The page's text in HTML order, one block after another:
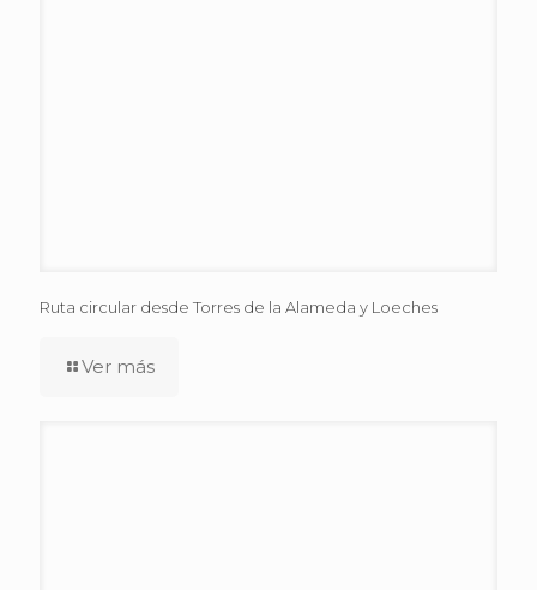
Ruta circular desde Torres de la Alameda y Loeches
Ver más